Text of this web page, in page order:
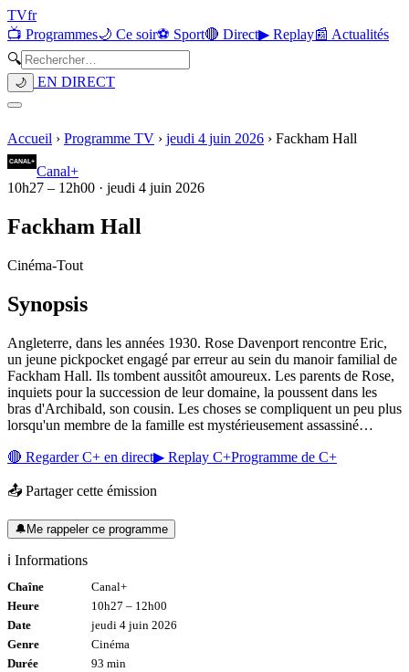
TVfr
📺 Programmes🌙 Ce soir⚽ Sport🔴 Direct▶ Replay📰 Actualités
🔍
🌙 EN DIRECT
Accueil › Programme TV › jeudi 4 juin 2026 › Fackham Hall
Canal+
10h27 – 12h00 · jeudi 4 juin 2026
Fackham Hall
Cinéma-Tout
Synopsis
Angleterre, dans les années 1930. Rose Davenport rencontre Eric,
un jeune pickpocket engagé par erreur au sein du manoir familial de
Fackham Hall. Ils tombent aussitôt amoureux. Les parents de Rose,
inquiets pour la succession de leur domaine, la poussent dans les
bras d'Archibald, son cousin. Les choses se compliquent un peu plus
lorsqu'un membre de la famille est mystérieusement assassiné…
🔴 RegarderC+ en direct▶ Replay C+Programme de C+
📤 Partager cette émission
🔔Me rappeler ce programme
ℹ️ Informations
Chaîne
Canal+
Heure
10h27 – 12h00
Date
jeudi 4 juin 2026
Genre
Cinéma
Durée
93 min